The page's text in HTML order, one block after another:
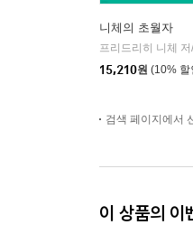
니체의 초월자
15,210원 (10% 할
검색 페이지에서
이 상품의 이